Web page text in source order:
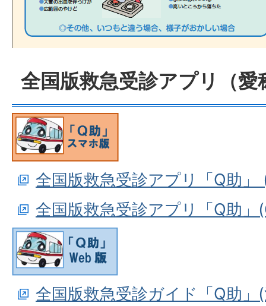
全国版救急受診アプリ（愛
全国版救急受診アプリ「Q助
全国版救急受診アプリ「Q助
全国版救急受診ガイド「Q助